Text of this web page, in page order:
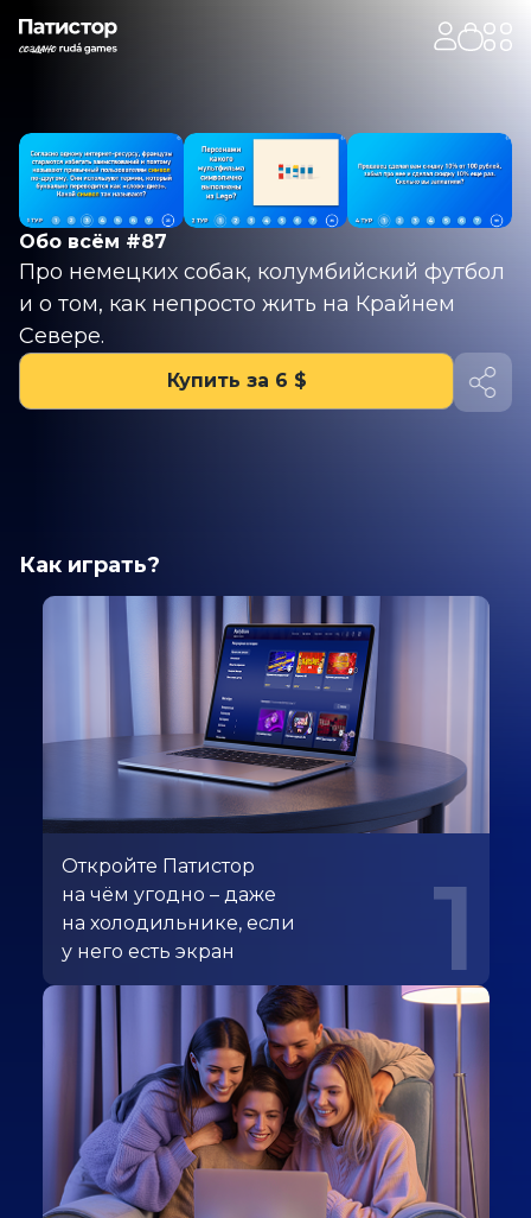
Обо всём #87
Про немецких собак, колумбийский футбол
и о том, как непросто жить на Крайнем
Севере.
Купить за 6 $
Как играть?
Откройте Патистор
на чём угодно – даже
на холодильнике, если
у него есть экран
1